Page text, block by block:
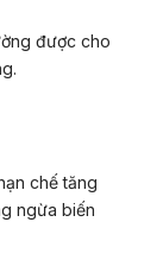
được cho
chế tăng
ngừa biến